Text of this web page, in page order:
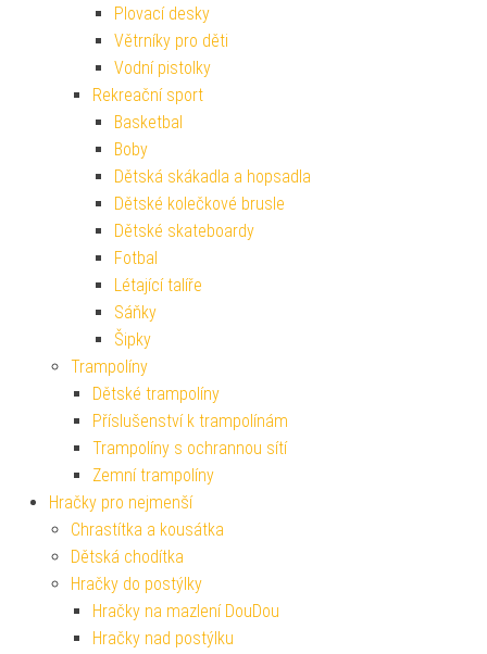
Plovací desky
Větrníky pro děti
Vodní pistolky
Rekreační sport
Basketbal
Boby
Dětská skákadla a hopsadla
Dětské kolečkové brusle
Dětské skateboardy
Fotbal
Létající talíře
Sáňky
Šipky
Trampolíny
Dětské trampolíny
Příslušenství k trampolínám
Trampolíny s ochrannou sítí
Zemní trampolíny
Hračky pro nejmenší
Chrastítka a kousátka
Dětská chodítka
Hračky do postýlky
Hračky na mazlení DouDou
Hračky nad postýlku